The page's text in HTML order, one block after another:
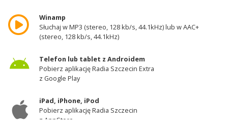
Winamp
Słuchaj w MP3 (stereo, 128 kb/s, 44.1kHz) lub w AAC+
(stereo, 128 kb/s, 44.1kHz)
Telefon lub tablet z Androidem
Pobierz aplikację Radia Szczecin Extra
z Google Play
iPad, iPhone, iPod
Pobierz aplikację Radia Szczecin
z AppStore